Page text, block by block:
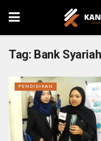
Tag: Bank
PENDIDIKAN